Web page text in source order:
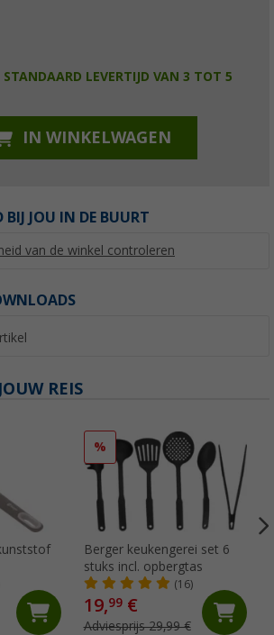
STANDAARD LEVERTIJD VAN 3 TOT 5
IN WINKELWAGEN
BIJ JOU IN DE BUURT
van de winkel controleren
REIS
%
Berger keukengerei set 6
stuks incl. opbergtas
(16)
19,99€
Adviesprijs 29,99 €